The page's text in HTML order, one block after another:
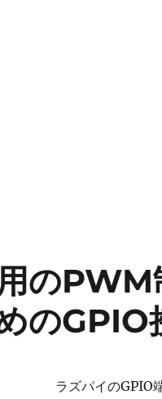
のPWM
のGPIO
ラズパイのGPIO